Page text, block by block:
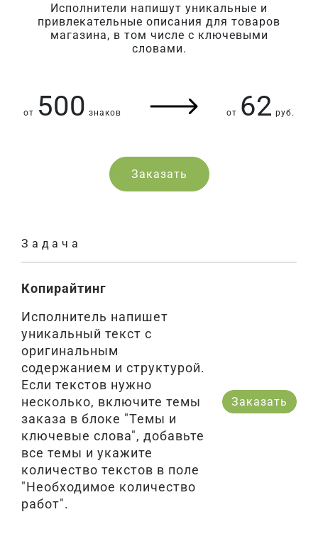
Исполнители напишут уникальные и
привлекательные описания для товаров
магазина, в том числе с ключевыми
словами.
от 500 знаков от 62 руб.
Заказать
Задача
Копирайтинг
Исполнитель напишет
уникальный текст с
оригинальным
содержанием и структурой.
Если текстов нужно
несколько, включите темы
заказа в блоке "Темы и
ключевые слова", добавьте
все темы и укажите
количество текстов в поле
"Необходимое количество
работ".
Заказать